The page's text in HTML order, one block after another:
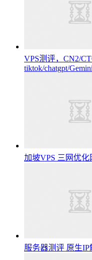
VPS测评，CN2/
tiktok/chatgpt/Gemini
加坡VPS 三网优
服务器测评 原生